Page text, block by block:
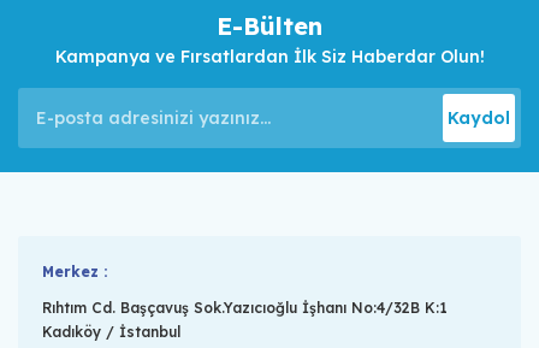
E-Bülten
Kampanya ve Fırsatlardan İlk Siz Haberdar Olun!
Kaydol
Merkez :
Rıhtım Cd. Başçavuş Sok.Yazıcıoğlu İşhanı No:4/32B K:1
Kadıköy / İstanbul